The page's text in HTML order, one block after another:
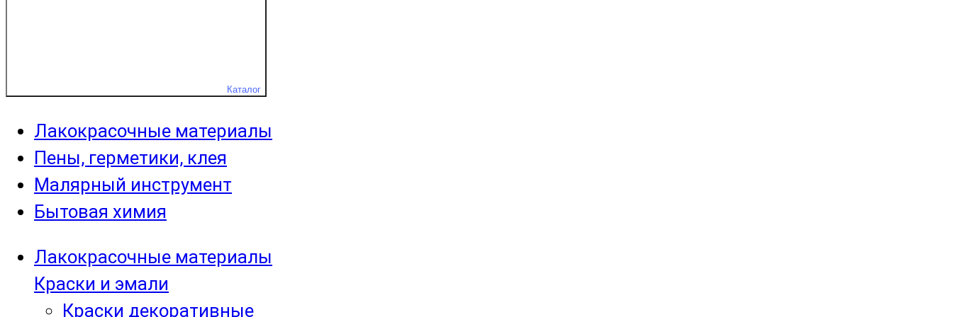
Каталог
Лакокрасочные материалы
Пены, герметики, клея
Малярный инструмент
Бытовая химия
Лакокрасочные материалы
Краски и эмали
Краски декоративные